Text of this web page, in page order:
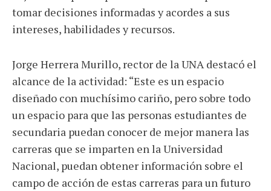
tomar decisiones informadas y acordes a sus
intereses, habilidades y recursos.
Jorge Herrera Murillo, rector de la UNA destacó el
alcance de la actividad: “Este es un espacio
diseñado con muchísimo cariño, pero sobre todo
un espacio para que las personas estudiantes de
secundaria puedan conocer de mejor manera las
carreras que se imparten en la Universidad
Nacional, puedan obtener información sobre el
campo de acción de estas carreras para un futuro